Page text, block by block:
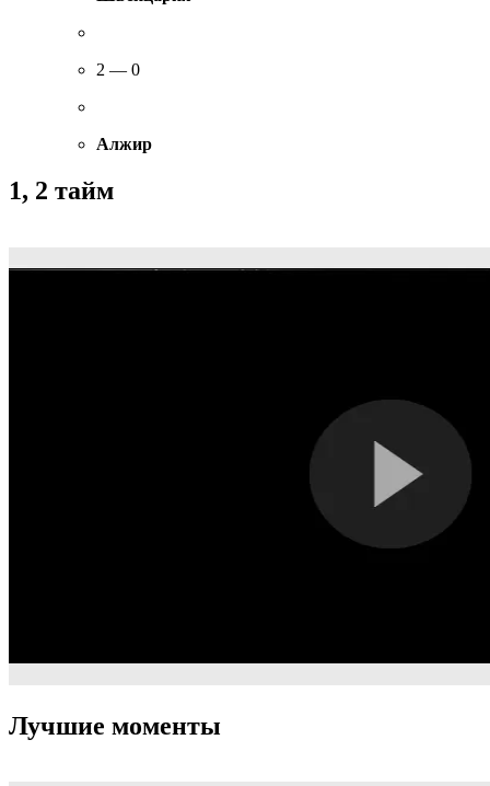
2 — 0
Алжир
1, 2 тайм
Лучшие моменты